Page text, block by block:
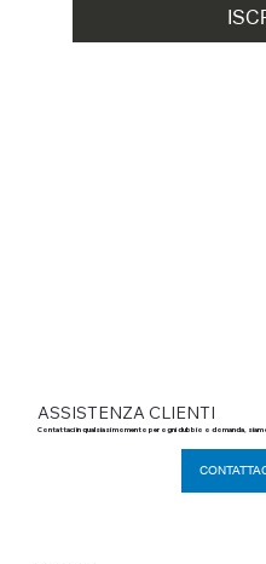
Contattaci in qualsiasi momento per ogni dubbio o domanda,
ASSISTENZA CLIENTI